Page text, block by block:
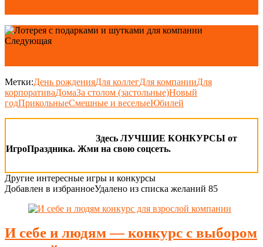
Следующая
Метки:День рожденияДля коллегДля компанииДля
корпоративаДомаЗа столом (застольные)Новый
годПрикольныеСмешные и веселыеЮбилей
Здесь ЛУЧШИЕ КОНКУРСЫ от
ИгроПраздника. Жми на свою соцсеть.
Другие интересные игры и конкурсы
Добавлен в избранноеУдалено из списка желаний 85
И себе и людям — конкурс с выбором